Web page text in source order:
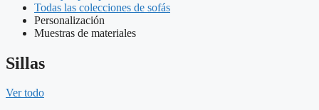
Todas las colecciones de sofás
Personalización
Muestras de materiales
Sillas
Ver todo